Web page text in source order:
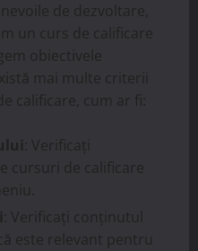
de dezvoltare,
un curs de calificare
obiectivele
mai multe criterii
calificare, cum ar fi:
: Verificați
cursuri de calificare
: Verificați conținutul
este relevant pentru